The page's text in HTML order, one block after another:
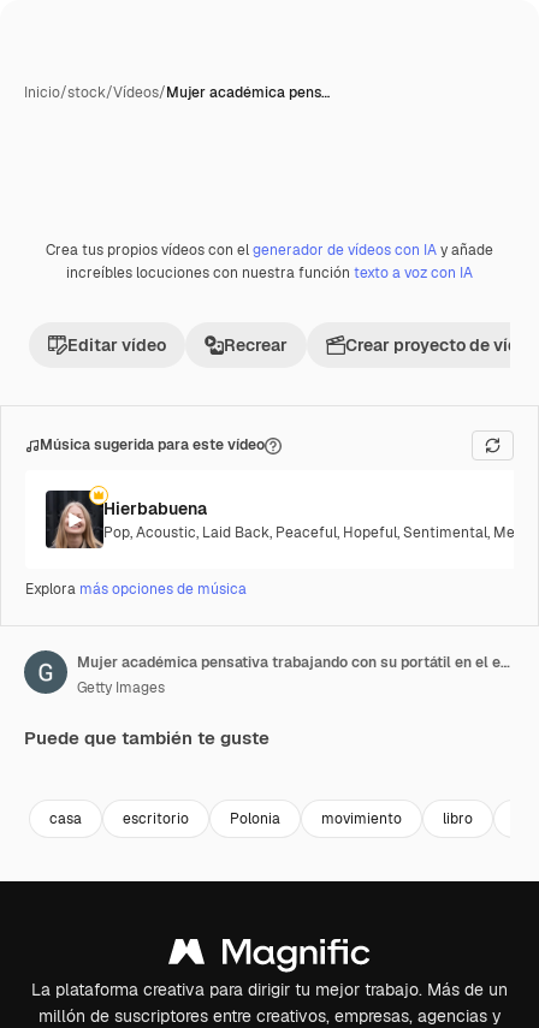
Inicio/stock/Vídeos/Mujer académica pens…
Premium
Crea tus propios vídeos con elgenerador de vídeos con IAy añade
increíbles locuciones con nuestra función texto a voz con IA
Editar vídeo Recrear Crear proyecto de vídeo
Música sugerida para este vídeo
Hierbabuena
Pop,Acoustic, Laid Back, Peaceful, Hopeful,Sentimental,
Explora más opciones de música
Mujer académica pensativa trabajando con su portátil en el escritorio de la biblioteca, pensando en la planificación de un proyecto educativo laboral
Getty Images
Puede que también te guste
casa escritorio Polonia movimiento libro
La plataforma creativa para dirigir tu mejor trabajo. Más de un
millón de suscriptores entre creativos, empresas, agencias y